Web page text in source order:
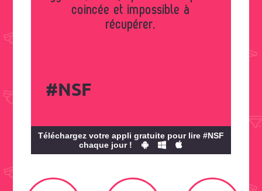
coincée et impossible à
récupérer.
#NSF
Téléchargez votre appli gratuite pour lire #NSF
chaque jour !